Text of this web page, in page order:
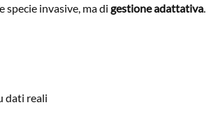
specie invasive, ma di gestione adattativa.
dati reali